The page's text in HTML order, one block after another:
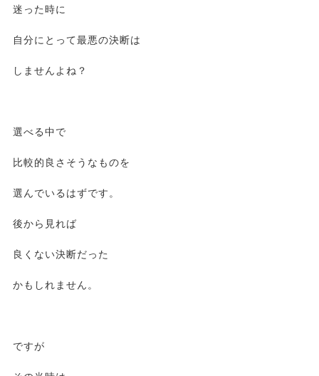
迷った時に
自分にとって最悪の決断は
しませんよね？
選べる中で
比較的良さそうなものを
選んでいるはずです。
後から見れば
良くない決断だった
かもしれません。
ですが